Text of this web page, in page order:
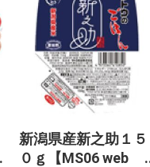
新潟県産新之助１５
０ｇ【MS06 web